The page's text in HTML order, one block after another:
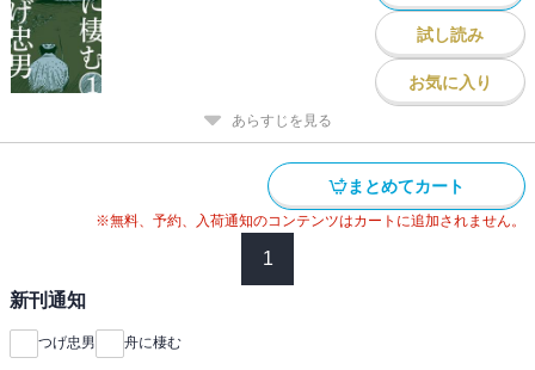
試し読み
お気に入り
あらすじを見る
まとめてカート
※無料、予約、入荷通知のコンテンツはカートに追加されません。
1
新刊通知
つげ忠男 舟に棲む